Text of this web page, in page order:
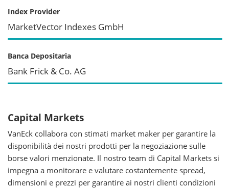
Index Provider
MarketVector Indexes GmbH
Banca Depositaria
Bank Frick & Co. AG
Capital Markets
VanEck collabora con stimati market maker per garantire la
disponibilità dei nostri prodotti per la negoziazione sulle
borse valori menzionate. Il nostro team di Capital Markets si
impegna a monitorare e valutare costantemente spread,
dimensioni e prezzi per garantire ai nostri clienti condizioni